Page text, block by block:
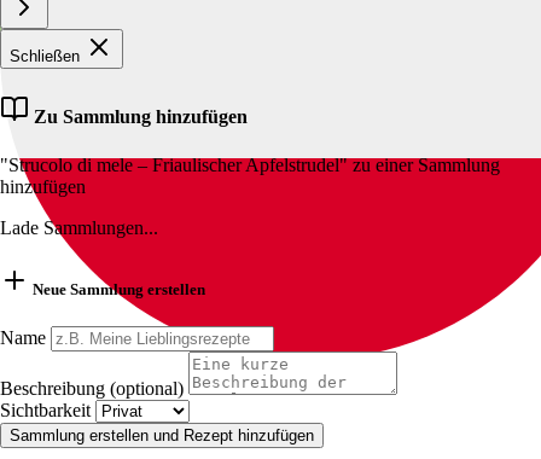
Schließen
Zu Sammlung hinzufügen
"Strucolo di mele – Friaulischer Apfelstrudel" zu einer Sammlung
hinzufügen
Lade Sammlungen...
Neue Sammlung erstellen
Name
Beschreibung (optional)
Sichtbarkeit
Sammlung erstellen und Rezept hinzufügen